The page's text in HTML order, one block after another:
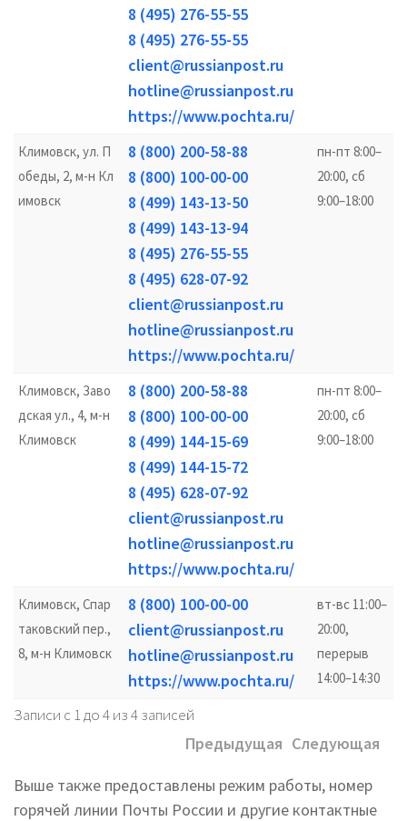
8 (495) 276-55-55
8 (495) 276-55-55
client@russianpost.ru
hotline@russianpost.ru
https://www.pochta.ru/
Климовск, ул. П
обеды, 2, м-н Кл
имовск
8 (800) 200-58-88
8 (800) 100-00-00
8 (499) 143-13-50
8 (499) 143-13-94
8 (495) 276-55-55
8 (495) 628-07-92
client@russianpost.ru
hotline@russianpost.ru
https://www.pochta.ru/
пн-пт 8:00–
20:00, сб
9:00–18:00
Климовск, Заво
дская ул., 4, м-н
Климовск
8 (800) 200-58-88
8 (800) 100-00-00
8 (499) 144-15-69
8 (499) 144-15-72
8 (495) 628-07-92
client@russianpost.ru
hotline@russianpost.ru
https://www.pochta.ru/
пн-пт 8:00–
20:00, сб
9:00–18:00
Климовск, Спар
таковский пер.,
8, м-н Климовск
8 (800) 100-00-00
client@russianpost.ru
hotline@russianpost.ru
https://www.pochta.ru/
вт-вс 11:00–
20:00,
перерыв
14:00–14:30
Записи с 1 до 4 из 4 записей
Предыдущая Следующая
Выше также предоставлены режим работы, номер
горячей линии Почты России и другие контактные